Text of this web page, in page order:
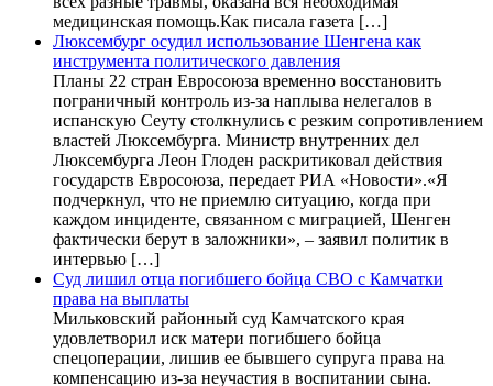
медицинская помощь.Как писала газета […]
Люксембург осудил использование Шенгена как
инструмента политического давления
Планы 22 стран Евросоюза временно восстановить
пограничный контроль из-за наплыва нелегалов в
испанскую Сеуту столкнулись с резким сопротивлением
властей Люксембурга. Министр внутренних дел
Люксембурга Леон Глоден раскритиковал действия
государств Евросоюза, передает РИА «Новости».«Я
подчеркнул, что не приемлю ситуацию, когда при
каждом инциденте, связанном с миграцией, Шенген
фактически берут в заложники», – заявил политик в
интервью […]
Суд лишил отца погибшего бойца СВО с Камчатки
права на выплаты
Мильковский районный суд Камчатского края
удовлетворил иск матери погибшего бойца
спецоперации, лишив ее бывшего супруга права на
компенсацию из-за неучастия в воспитании сына.